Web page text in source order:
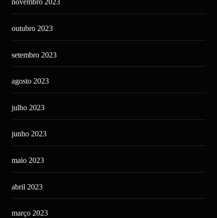
novembro 2023
outubro 2023
setembro 2023
agosto 2023
julho 2023
junho 2023
maio 2023
abril 2023
março 2023